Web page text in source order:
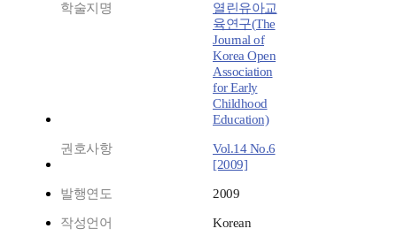
학술지명
열린유아교
육연구(The
Journal of
Korea Open
Association
for Early
Childhood
Education)
권호사항
Vol.14 No.6
[2009]
발행연도 2009
작성언어 Korean